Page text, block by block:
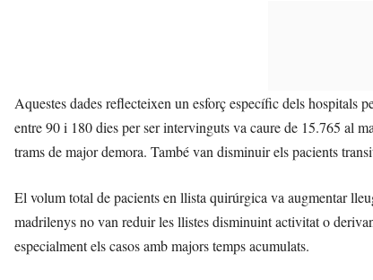
Aquestes dades reflecteixen un esforç específic dels hospitals
entre 90 i 180 dies per ser intervinguts va caure de 15.765 al
trams de major demora. També van disminuir els pacients
El volum total de pacients en llista quirúrgica va augmentar
madrilenys no van reduir les llistes disminuint activitat o
especialment els casos amb majors temps acumulats.